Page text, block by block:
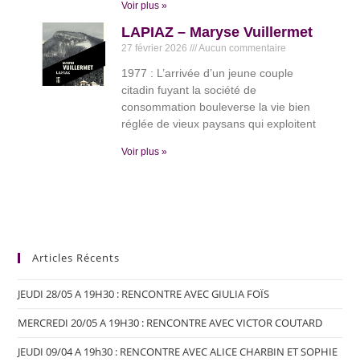
Voir plus »
LAPIAZ – Maryse Vuillermet
27 février 2026 Aucun commentaire
1977 : L’arrivée d’un jeune couple
citadin fuyant la société de
consommation bouleverse la vie bien
réglée de vieux paysans qui exploitent
Voir plus »
Articles Récents
JEUDI 28/05 A 19H30 : RENCONTRE AVEC GIULIA FOÏS
MERCREDI 20/05 A 19H30 : RENCONTRE AVEC VICTOR COUTARD
JEUDI 09/04 A 19h30 : RENCONTRE AVEC ALICE CHARBIN ET SOPHIE